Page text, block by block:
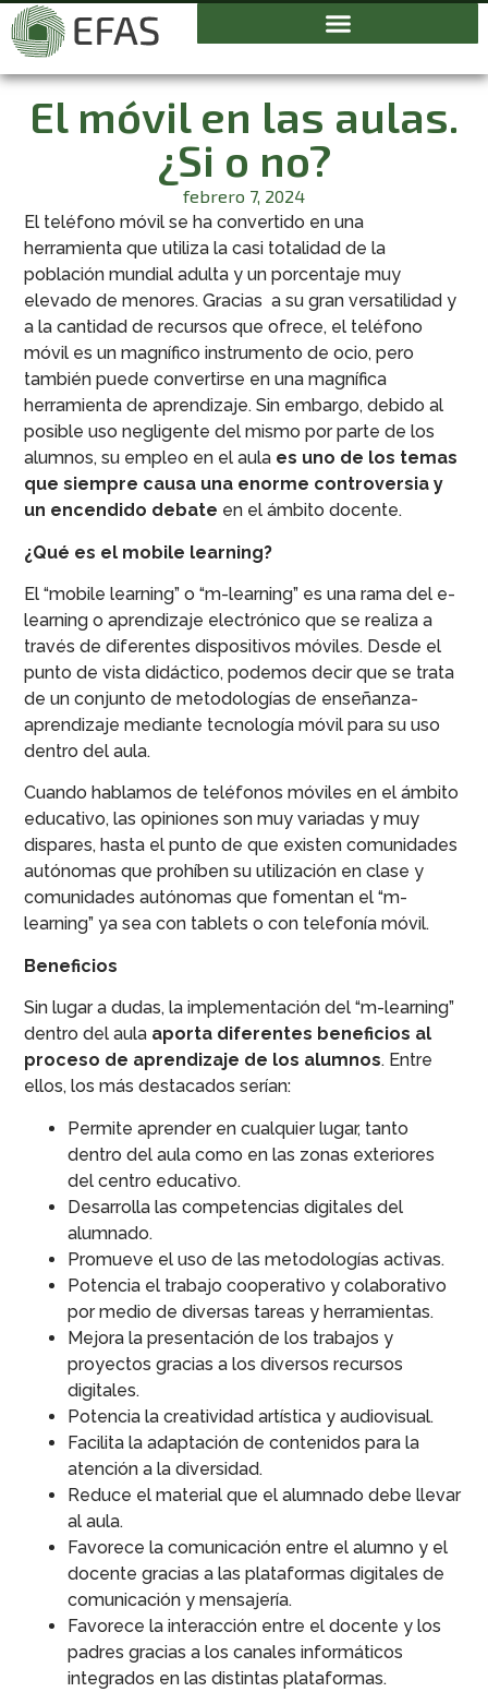
El móvil en las aulas.
¿Si o no?
febrero 7, 2024
El teléfono móvil se ha convertido en una
herramienta que utiliza la casi totalidad de la
población mundial adulta y un porcentaje muy
elevado de menores. Gracias a su gran versatilidad y
a la cantidad de recursos que ofrece, el teléfono
móvil es un magnífico instrumento de ocio, pero
también puede convertirse en una magnífica
herramienta de aprendizaje. Sin embargo, debido al
posible uso negligente del mismo por parte de los
alumnos, su empleo en el aula es uno de los temas
que siempre causa una enorme controversia y
un encendido debate en el ámbito docente.
¿Qué es el mobile learning?
El “mobile learning” o “m-learning” es una rama del e-
learning o aprendizaje electrónico que se realiza a
través de diferentes dispositivos móviles. Desde el
punto de vista didáctico, podemos decir que se trata
de un conjunto de metodologías de enseñanza-
aprendizaje mediante tecnología móvil para su uso
dentro del aula.
Cuando hablamos de teléfonos móviles en el ámbito
educativo, las opiniones son muy variadas y muy
dispares, hasta el punto de que existen comunidades
autónomas que prohíben su utilización en clase y
comunidades autónomas que fomentan el “m-
learning” ya sea con tablets o con telefonía móvil.
Beneficios
Sin lugar a dudas, la implementación del “m-learning”
dentro del aula aporta diferentes beneficios al
proceso de aprendizaje de los alumnos. Entre
ellos, los más destacados serían:
Permite aprender en cualquier lugar, tanto
dentro del aula como en las zonas exteriores
del centro educativo.
Desarrolla las competencias digitales del
alumnado.
Promueve el uso de las metodologías activas.
Potencia el trabajo cooperativo y colaborativo
por medio de diversas tareas y herramientas.
Mejora la presentación de los trabajos y
proyectos gracias a los diversos recursos
digitales.
Potencia la creatividad artística y audiovisual.
Facilita la adaptación de contenidos para la
atención a la diversidad.
Reduce el material que el alumnado debe llevar
al aula.
Favorece la comunicación entre el alumno y el
docente gracias a las plataformas digitales de
comunicación y mensajería.
Favorece la interacción entre el docente y los
padres gracias a los canales informáticos
integrados en las distintas plataformas.